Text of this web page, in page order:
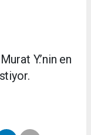
Y.’nin en